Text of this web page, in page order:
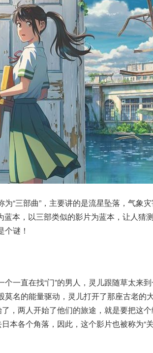
“三部曲”，主要讲的是流星坠落，气象
本，以三部类似的影片为蓝本，让人猜测
谜！
一直在找“门”的男人，灵儿跟随草太来
名的能量驱动，灵儿打开了那座古老的
，两人开始了他们的旅途，就是要把这
本各个角落，因此，这个影片也被称为“关